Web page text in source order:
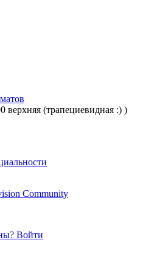
верхняя (трапециевидная :) )
Community
Войти